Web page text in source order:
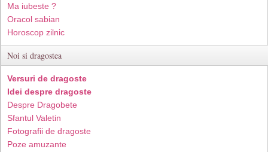
Ma iubeste ?
Oracol sabian
Horoscop zilnic
Noi si dragostea
Versuri de dragoste
Idei despre dragoste
Despre Dragobete
Sfantul Valetin
Fotografii de dragoste
Poze amuzante